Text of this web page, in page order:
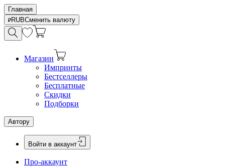
Главная
RUBСменить валюту
Магазин
Импринты
Бестселлеры
Бесплатные
Скидки
Подборки
Автору
Войти в аккаунт
Про-аккаунт